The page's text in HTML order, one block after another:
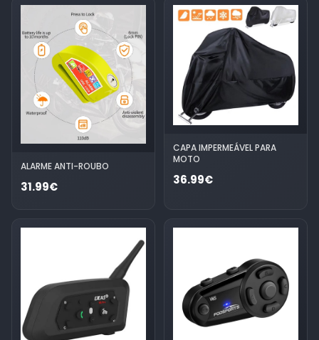
ALARME ANTI-ROUBO
31.99€
CAPA IMPERMEÁVEL PARA
MOTO
36.99€